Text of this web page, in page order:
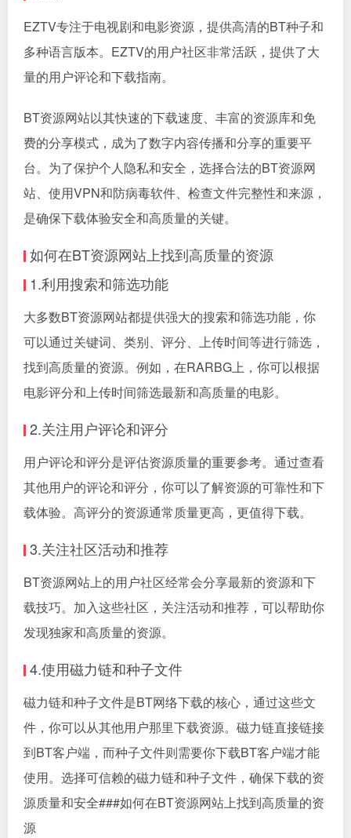
EZTV专注于电视剧和电影资源，提供高清的BT种子和
多种语言版本。EZTV的用户社区非常活跃，提供了大
量的用户评论和下载指南。
BT资源网站以其快速的下载速度、丰富的资源库和免
费的分享模式，成为了数字内容传播和分享的重要平
台。为了保护个人隐私和安全，选择合法的BT资源网
站、使用VPN和防病毒软件、检查文件完整性和来源，
是确保下载体验安全和高质量的关键。
如何在BT资源网站上找到高质量的资源
1.利用搜索和筛选功能
大多数BT资源网站都提供强大的搜索和筛选功能，你
可以通过关键词、类别、评分、上传时间等进行筛选，
找到高质量的资源。例如，在RARBG上，你可以根据
电影评分和上传时间筛选最新和高质量的电影。
2.关注用户评论和评分
用户评论和评分是评估资源质量的重要参考。通过查看
其他用户的评论和评分，你可以了解资源的可靠性和下
载体验。高评分的资源通常质量更高，更值得下载。
3.关注社区活动和推荐
BT资源网站上的用户社区经常会分享最新的资源和下
载技巧。加入这些社区，关注活动和推荐，可以帮助你
发现独家和高质量的资源。
4.使用磁力链和种子文件
磁力链和种子文件是BT网络下载的核心，通过这些文
件，你可以从其他用户那里下载资源。磁力链直接链接
到BT客户端，而种子文件则需要你下载BT客户端才能
使用。选择可信赖的磁力链和种子文件，确保下载的资
源质量和安全###如何在BT资源网站上找到高质量的资
源